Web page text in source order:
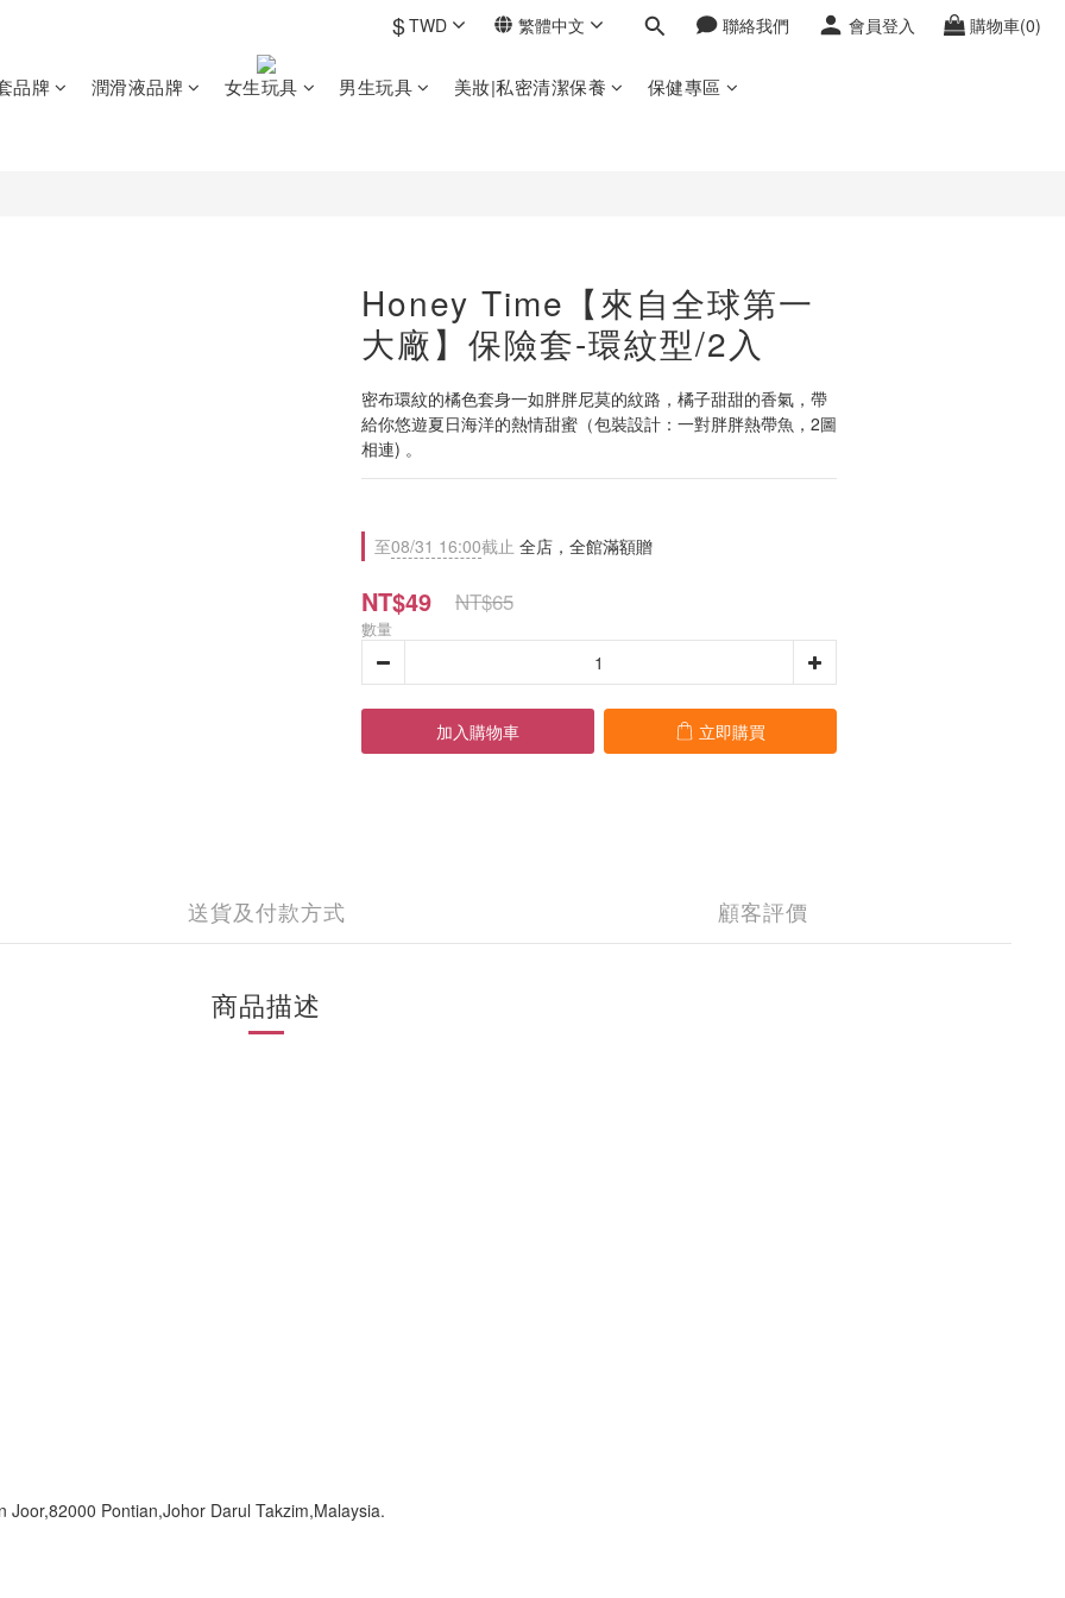
$TWD 繁體中文 聯絡我們 會員登入 購物車(0)
品牌 潤滑液品牌 女生玩具 男生玩具 美妝|私密清潔保養 保健專區
Honey Time【來自全球第一
大廠】保險套-環紋型/2入
密布環紋的橘色套身一如胖胖尼莫的紋路，橘子甜甜的香氣，帶
給你悠遊夏日海洋的熱情甜蜜（包裝設計：一對胖胖熱帶魚，2圖
相連) 。
至08/31 16:00截止 全店，全館滿額贈
NT$49 NT$65
數量
加入購物車 立即購買
送貨及付款方式 顧客評價
商品描述
Pontian,Johor Darul Takzim,Malaysia.
立即購買